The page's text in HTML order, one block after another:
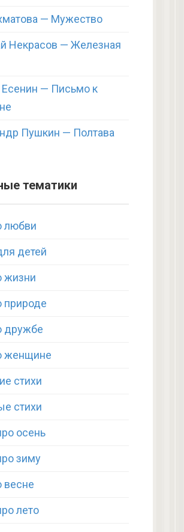
— Мужество
Некрасов — Железная
Есенин — Письмо к
Пушкин — Полтава
тематики
любви
детей
жизни
природе
дружбе
женщине
стихи
стихи
осень
зиму
весне
лето